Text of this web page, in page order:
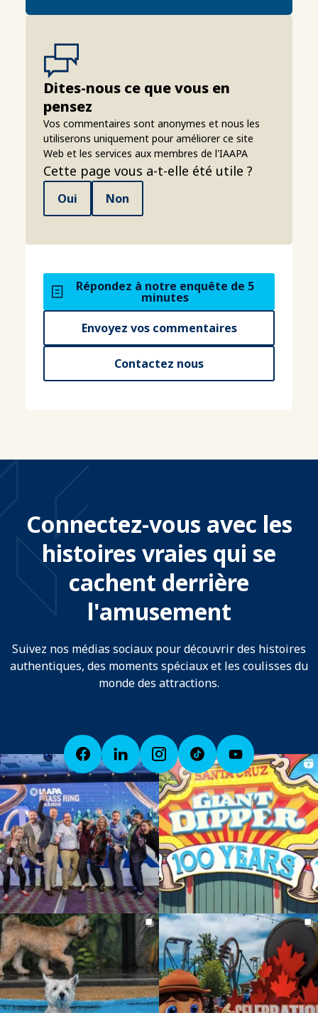
Dites-nous ce que vous en
pensez
Vos commentaires sont anonymes et nous les
utiliserons uniquement pour améliorer ce site
Web et les services aux membres de l'IAAPA
Cette page vous a-t-elle été utile ?
Oui Non
Répondez à notre enquête de 5
minutes
Envoyez vos commentaires
Contactez nous
Connectez-vous avec les
histoires vraies qui se
cachent derrière
l'amusement
Suivez nos médias sociaux pour découvrir des histoires
authentiques, des moments spéciaux et les coulisses du
monde des attractions.